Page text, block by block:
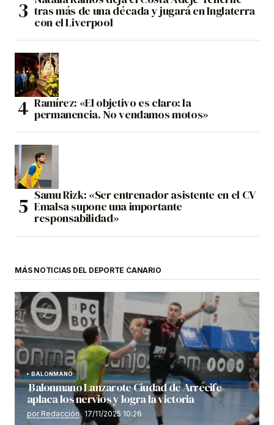
tras más de una década y jugará en Inglaterra
con el Liverpool
Ramírez: «El objetivo es claro: la
permanencia. No vendamos motos»
Samu Rizk: «Ser entrenador asistente en el CV
Emalsa supone una importante
responsabilidad»
MÁS NOTICIAS DEL DEPORTE CANARIO
BALONMANO
Balonmano Lanzarote Ciudad de Arrecife
aplaca los nervios y logra la victoria
por Redacción 17/11/2025 10:26